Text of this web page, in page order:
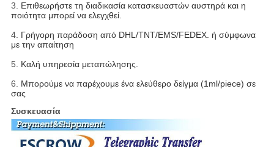
3. Επιθεωρήστε τη διαδικασία κατασκευαστών αυστηρά και η
ποιότητα μπορεί να ελεγχθεί.
4. Γρήγορη παράδοση από DHL/TNT/EMS/FEDEX. ή σύμφωνα
με την απαίτηση
5. Καλή υπηρεσία μεταπώλησης.
6. Μπορούμε να παρέχουμε ένα ελεύθερο δείγμα (1ml/piece) σε
σας
Συσκευασία